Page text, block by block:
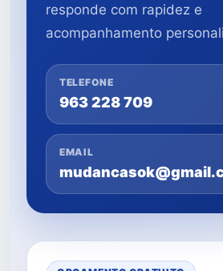
responde com rapidez e
acompanhamento
TELEFONE
963 228 709
EMAIL